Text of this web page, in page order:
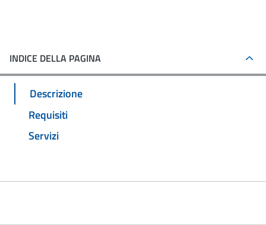
INDICE DELLA PAGINA
Descrizione
Requisiti
Servizi